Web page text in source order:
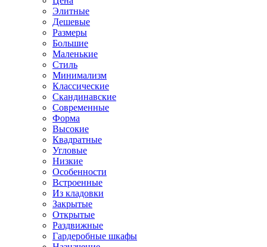
Элитные
Дешевые
Размеры
Большие
Маленькие
Стиль
Минимализм
Классические
Скандинавские
Современные
Форма
Высокие
Квадратные
Угловые
Низкие
Особенности
Встроенные
Из кладовки
Закрытые
Открытые
Раздвижные
Гардеробные шкафы